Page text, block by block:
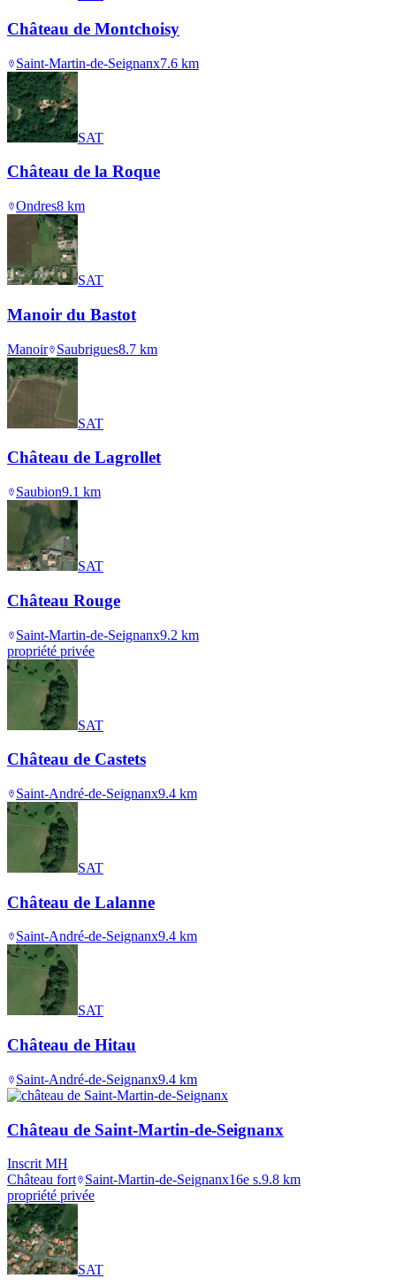
Château de Montchoisy
Saint-Martin-de-Seignanx7.6 km
SAT
Château de la Roque
Ondres8 km
SAT
Manoir du Bastot
Manoir Saubrigues8.7 km
SAT
Château de Lagrollet
Saubion9.1 km
SAT
Château Rouge
Saint-Martin-de-Seignanx9.2 km
propriété privée
SAT
Château de Castets
Saint-André-de-Seignanx9.4 km
SAT
Château de Lalanne
Saint-André-de-Seignanx9.4 km
SAT
Château de Hitau
Saint-André-de-Seignanx9.4 km
Château de Saint-Martin-de-Seignanx
Inscrit MH
Château fort
Saint-Martin-de-Seignanx16e s.9.8 km
propriété privée
SAT